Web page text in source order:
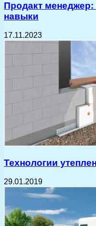
Продакт
навыки
17.11.2023
Технологии
29.01.2019